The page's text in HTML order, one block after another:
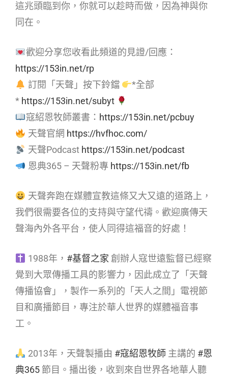
這兆頭臨到你，你就可以趁時而做，因為神與你
同在。
歡迎分享您收看此頻道的見證/回應：
https://153in.net/rp
訂閱「天聲」按下鈴鐺
*全部
* https://153in.net/subyt
寇紹恩牧師叢書： https://153in.net/pcbuy
天聲官網 https://hvfhoc.com/
天聲Podcast https://153in.net/podcast
恩典365 – 天聲粉專 https://153in.net/fb
天聲奔跑在媒體宣教這條又大又遠的道路上，
我們很需要各位的支持與守望代禱。歡迎廣傳天
聲海內外各平台，使人同得這福音的好處！
1988年， #基督之家 創辦人寇世遠監督已經察
覺到大眾傳播工具的影響力，因此成立了「天聲
傳播協會」，製作一系列的「天人之間」電視節
目和廣播節目，專注於華人世界的媒體福音事
工。
2013年，天聲製播由 #寇紹恩牧師 主講的 #恩
典365 節目。播出後，收到來自世界各地華人聽